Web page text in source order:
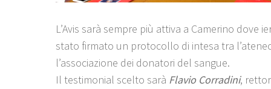
L’Avis sarà sempre più attiva a Camerino dove
stato firmato un protocollo di intesa tra
l’associazione dei donatori del sangue.
Il testimonial scelto sarà Flavio Corradini,